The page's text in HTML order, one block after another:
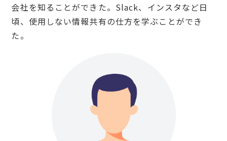
会社を知ることができた。Slack、インスタなど日
頃、使用しない情報共有の仕方を学ぶことができ
た。